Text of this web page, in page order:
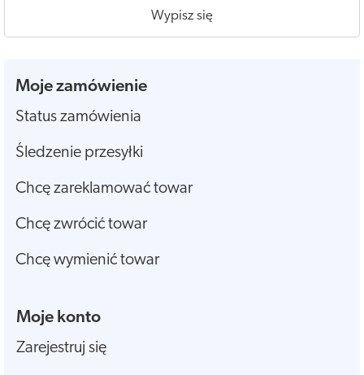
Wypisz się
Moje zamówienie
Status zamówienia
Śledzenie przesyłki
Chcę zareklamować towar
Chcę zwrócić towar
Chcę wymienić towar
Moje konto
Zarejestruj się